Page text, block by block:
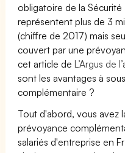
obligatoire de la Sécurité
représentent plus de 3
(chiffre de 2017) mais
couvert par une
cet article deL’Argus de
sont les avantages à
complémentaire ?
Tout d'abord, vous avez
prévoyance
salariés d'entreprise en